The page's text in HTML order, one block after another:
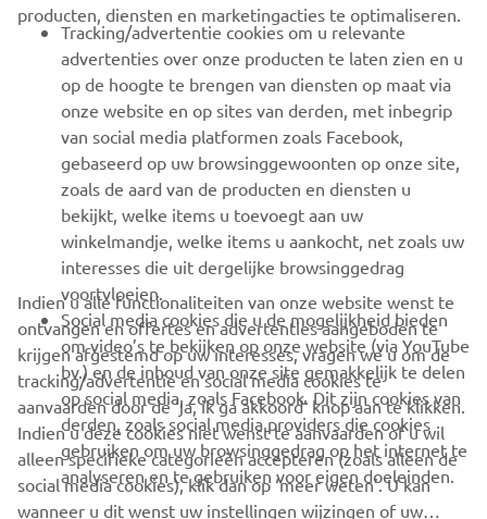
BUSINESS
MEER YAMAHA
SUPPORT
NIEUWSBRIEF
Wees de eerste die meer te weten komt over de nieuwste deals,
speciale evenementen, nieuwe producten en nog veel meer
ABONNEREN
Lees ons privacybeleid om te leren hoe we uw persoonlijke
gegevens verwerken:Privacyverklaring
producten, diensten en marketingacties te optimaliseren.
Tracking/advertentie cookies om u relevante
advertenties over onze producten te laten zien en u
op de hoogte te brengen van diensten op maat via
onze website en op sites van derden, met inbegrip
van social media platformen zoals Facebook,
gebaseerd op uw browsinggewoonten op onze site,
zoals de aard van de producten en diensten u
bekijkt, welke items u toevoegt aan uw
winkelmandje, welke items u aankocht, net zoals uw
interesses die uit dergelijke browsinggedrag
voortvloeien.
Social media cookies die u de mogelijkheid bieden
om video’s te bekijken op onze website (via YouTube
bv.) en de inhoud van onze site gemakkelijk te delen
op social media, zoals Facebook. Dit zijn cookies van
derden, zoals social media providers die cookies
gebruiken om uw browsinggedrag op het internet te
analyseren en te gebruiken voor eigen doeleinden.
Indien u alle functionaliteiten van onze website wenst te
ontvangen en offertes en advertenties aangeboden te
krijgen afgestemd op uw interesses, vragen we u om de
tracking/advertentie en social media cookies te
aanvaarden door de ‘ja, ik ga akkoord’ knop aan te klikken.
Indien u deze cookies niet wenst te aanvaarden of u wil
alleen specifieke categorieën accepteren (zoals alleen de
social media cookies), klik dan op ‘meer weten’. U kan
wanneer u dit wenst uw instellingen wijzingen of uw